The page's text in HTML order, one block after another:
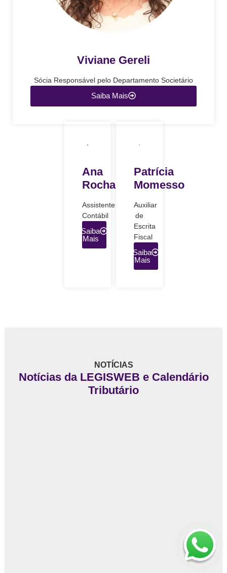
Viviane Gereli
Sócia Responsável pelo Departamento Societário
Saiba Mais
Ana
Rocha
Assistente
Contábil
Saiba
Mais
Patrícia
Momesso
Auxiliar
de
Escrita
Fiscal
Saiba
Mais
NOTÍCIAS
Notícias da LEGISWEB e Calendário
Tributário